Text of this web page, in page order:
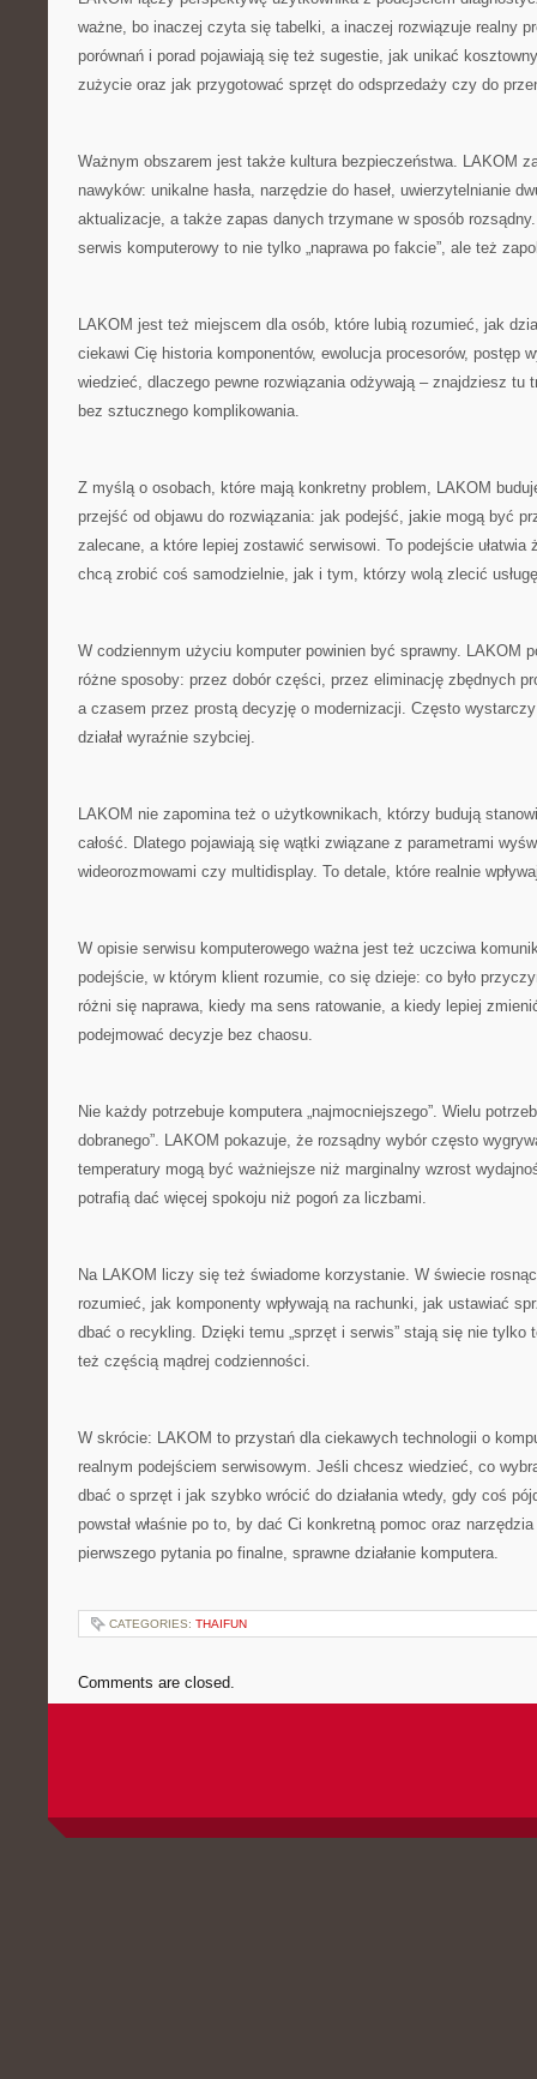
ważne, bo inaczej czyta się tabelki, a inaczej rozwiązuje realny
porównań i porad pojawiają się też sugestie, jak unikać
zużycie oraz jak przygotować sprzęt do odsprzedaży czy do
Ważnym obszarem jest także kultura bezpieczeństwa. LAKOM
nawyków: unikalne hasła, narzędzie do haseł, uwierzytelnianie
aktualizacje, a także zapas danych trzymane w sposób
serwis komputerowy to nie tylko „naprawa po fakcie”, ale też
LAKOM jest też miejscem dla osób, które lubią rozumieć, jak
ciekawi Cię historia komponentów, ewolucja procesorów, postęp
wiedzieć, dlaczego pewne rozwiązania odżywają – znajdziesz tu
bez sztucznego komplikowania.
Z myślą o osobach, które mają konkretny problem, LAKOM
przejść od objawu do rozwiązania: jak podejść, jakie mogą być
zalecane, a które lepiej zostawić serwisowi. To podejście ułatwia
chcą zrobić coś samodzielnie, jak i tym, którzy wolą zlecić
W codziennym użyciu komputer powinien być sprawny. LAKOM
różne sposoby: przez dobór części, przez eliminację zbędnych
a czasem przez prostą decyzję o modernizacji. Często
działał wyraźnie szybciej.
LAKOM nie zapomina też o użytkownikach, którzy budują
całość. Dlatego pojawiają się wątki związane z parametrami
wideorozmowami czy multidisplay. To detale, które realnie
W opisie serwisu komputerowego ważna jest też uczciwa
podejście, w którym klient rozumie, co się dzieje: co było
różni się naprawa, kiedy ma sens ratowanie, a kiedy lepiej
podejmować decyzje bez chaosu.
Nie każdy potrzebuje komputera „najmocniejszego”. Wielu
dobranego”. LAKOM pokazuje, że rozsądny wybór często
temperatury mogą być ważniejsze niż marginalny wzrost
potrafią dać więcej spokoju niż pogoń za liczbami.
Na LAKOM liczy się też świadome korzystanie. W świecie
rozumieć, jak komponenty wpływają na rachunki, jak ustawiać
dbać o recykling. Dzięki temu „sprzęt i serwis” stają się nie tylko
też częścią mądrej codzienności.
W skrócie: LAKOM to przystań dla ciekawych technologii o
realnym podejściem serwisowym. Jeśli chcesz wiedzieć, co
dbać o sprzęt i jak szybko wrócić do działania wtedy, gdy coś
powstał właśnie po to, by dać Ci konkretną pomoc oraz
pierwszego pytania po finalne, sprawne działanie komputera.
CATEGORIES: THAIFUN
Comments are closed.